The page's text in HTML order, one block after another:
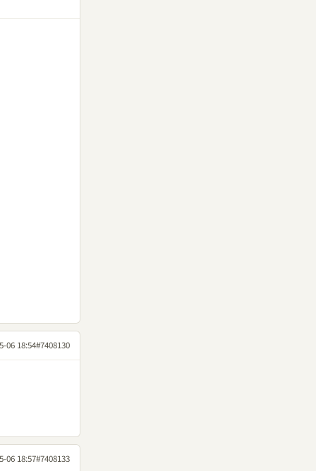
06 18:54#7408130
06 18:57#7408133